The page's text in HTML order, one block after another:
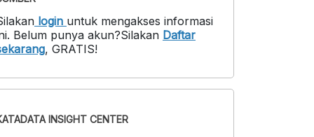
login untuk mengakses informasi
. Belum punya akun?Silakan Daftar
, GRATIS!
INSIGHT CENTER